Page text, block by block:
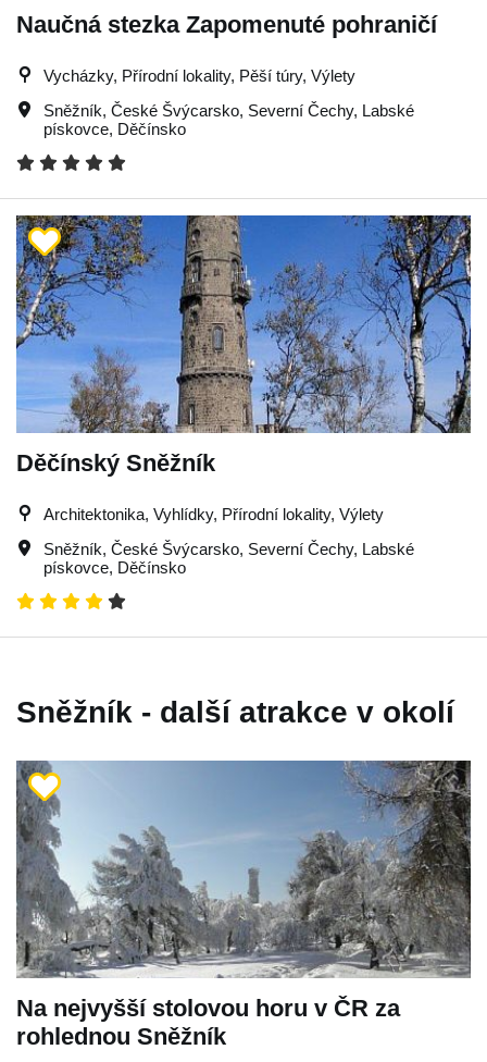
Naučná stezka Zapomenuté pohraničí
Vycházky, Přírodní lokality, Pěší túry, Výlety
Sněžník, České Švýcarsko, Severní Čechy, Labské
pískovce, Děčínsko
Děčínský Sněžník
Architektonika, Vyhlídky, Přírodní lokality, Výlety
Sněžník, České Švýcarsko, Severní Čechy, Labské
pískovce, Děčínsko
Sněžník - další atrakce v okolí
Na nejvyšší stolovou horu v ČR za
rohlednou Sněžník